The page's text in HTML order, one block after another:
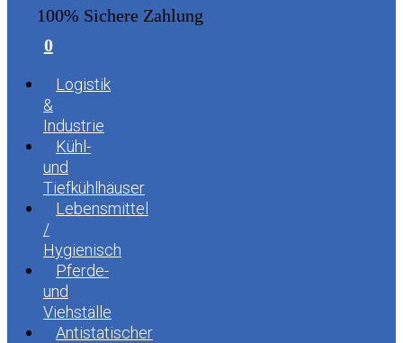
100% Sichere Zahlung
0
Logistik
&
Industrie
Kühl-
und
Tiefkühlhäuser
Lebensmittel
/
Hygienisch
Pferde-
und
Viehställe
Antistatischer